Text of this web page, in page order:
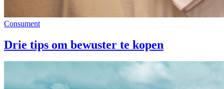
Consument
Drie tips om bewuster te kopen